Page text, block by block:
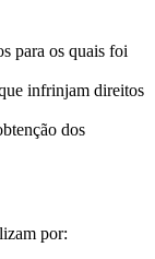
para os quais foi
infrinjam direitos
dos
por: